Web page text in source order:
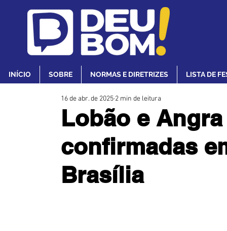
INÍCIO SOBRE NORMAS E DIRETRIZES LISTA DE
Lobão e
confirmadas
Brasília
16 de abr. de 2025 2 min de leitura